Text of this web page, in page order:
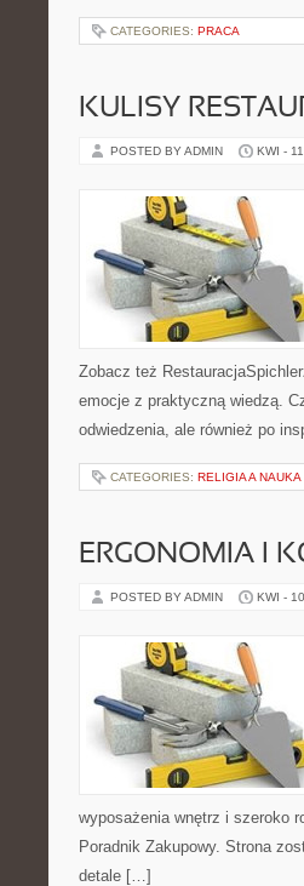
CATEGORIES: PRACA
KULISY
POSTED BY ADMIN KWI -
Zobacz też
emocje z praktyczną wiedzą.
odwiedzenia, ale również po
CATEGORIES: RELIGIA A NAUKA
ERGONOMIA I
POSTED BY ADMIN KWI -
wyposażenia wnętrz i szeroko
Poradnik Zakupowy. Strona
detale […]